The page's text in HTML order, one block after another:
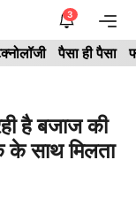
3
पैसा ही पैसा
है बजाज की
साथ मिलता